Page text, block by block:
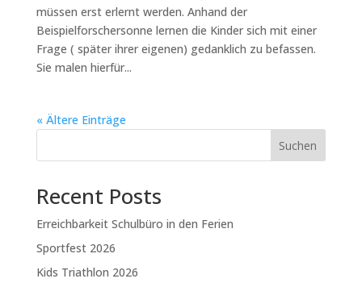
müssen erst erlernt werden. Anhand der
Beispielforschersonne lernen die Kinder sich mit einer
Frage ( später ihrer eigenen) gedanklich zu befassen.
Sie malen hierfür...
« Ältere Einträge
Suchen
Recent Posts
Erreichbarkeit Schulbüro in den Ferien
Sportfest 2026
Kids Triathlon 2026